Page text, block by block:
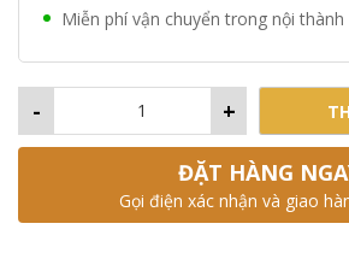
Miễn phí vận chuyển trong nội thành
+
-
ĐẶT HÀNG
Gọi điện xác nhận và giao